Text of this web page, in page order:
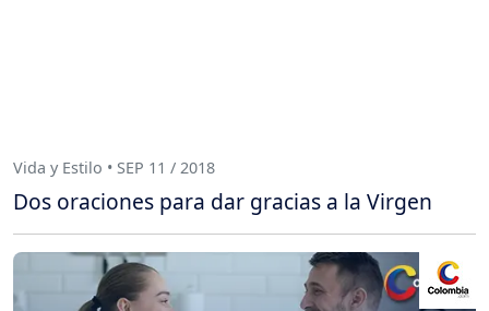
Vida y Estilo • SEP 11 / 2018
Dos oraciones para dar gracias a la Virgen